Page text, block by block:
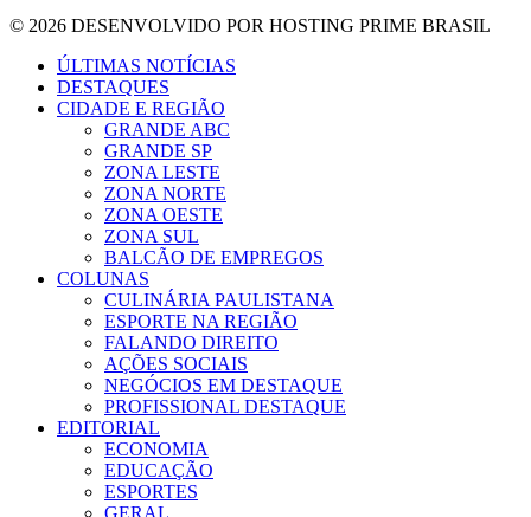
© 2026 DESENVOLVIDO POR HOSTING PRIME BRASIL
ÚLTIMAS NOTÍCIAS
DESTAQUES
CIDADE E REGIÃO
GRANDE ABC
GRANDE SP
ZONA LESTE
ZONA NORTE
ZONA OESTE
ZONA SUL
BALCÃO DE EMPREGOS
COLUNAS
CULINÁRIA PAULISTANA
ESPORTE NA REGIÃO
FALANDO DIREITO
AÇÕES SOCIAIS
NEGÓCIOS EM DESTAQUE
PROFISSIONAL DESTAQUE
EDITORIAL
ECONOMIA
EDUCAÇÃO
ESPORTES